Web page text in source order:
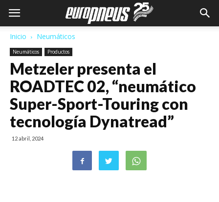
Inicio Neumáticos
Neumáticos Productos
Metzeler presenta el
ROADTEC 02, “neumático
Super-Sport-Touring con
tecnología Dynatread”
12 abril, 2024